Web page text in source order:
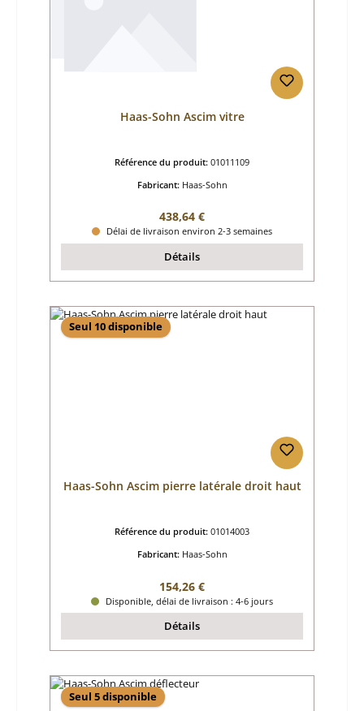
Haas-Sohn Ascim vitre
Référence du produit: 01011109
Fabricant: Haas-Sohn
Prix régulier :
438,64 €
Délai de livraison environ 2-3 semaines
Détails
Seul 10 disponible
Haas-Sohn Ascim pierre latérale droit haut
Référence du produit: 01014003
Fabricant: Haas-Sohn
Prix régulier :
154,26 €
Disponible, délai de livraison : 4-6 jours
Détails
Seul 5 disponible